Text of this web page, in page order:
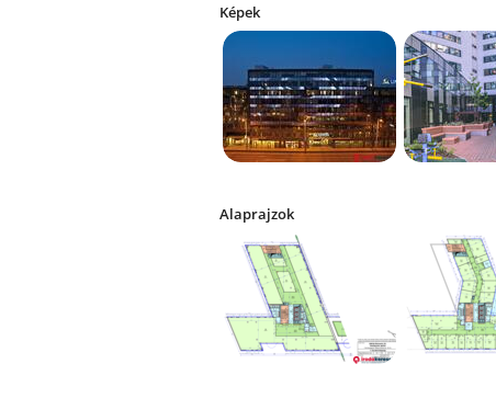
Képek
Alaprajzok